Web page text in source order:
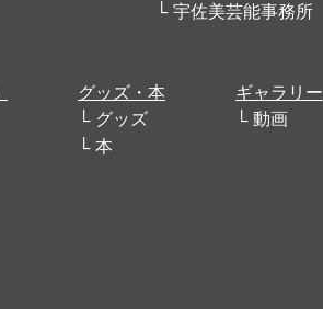
宇佐美芸能事務所
グッズ・本
グッズ
本
ギャラリー
動画